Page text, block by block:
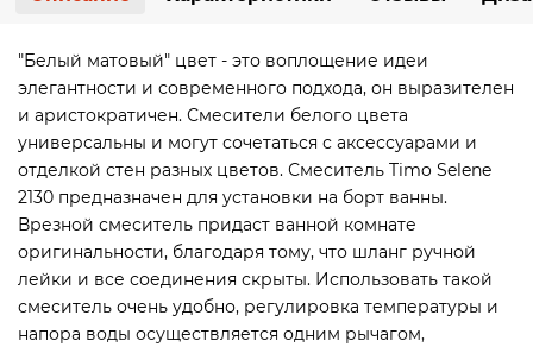
"Белый матовый" цвет - это воплощение идеи
элегантности и современного подхода, он выразителен
и аристократичен. Смесители белого цвета
универсальны и могут сочетаться с аксессуарами и
отделкой стен разных цветов. Смеситель Timo Selene
2130 предназначен для установки на борт ванны.
Врезной смеситель придаст ванной комнате
оригинальности, благодаря тому, что шланг ручной
лейки и все соединения скрыты. Использовать такой
смеситель очень удобно, регулировка температуры и
напора воды осуществляется одним рычагом,